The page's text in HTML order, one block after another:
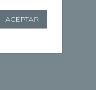
ACEPTAR